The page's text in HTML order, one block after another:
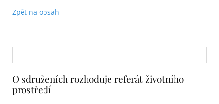
Zpět na obsah
O sdruženích rozhoduje referát životního
prostředí